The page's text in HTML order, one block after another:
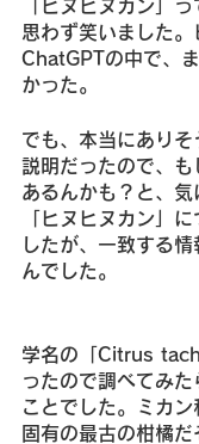
「ヒヌヒヌカン」っ
思わず笑いました。
ChatGPTの中で、
かった。
でも、本当にありそ
説明だったので、も
あるんかも？と、
「ヒヌヒヌカン」
したが、一致する
んでした。
学名の「Citrus
ったので調べてみ
ことでした。ミカ
固有の最古の柑橘